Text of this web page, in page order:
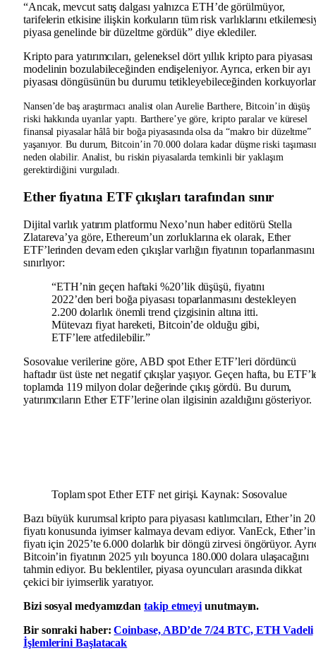
“Ancak, mevcut satış dalgası yalnızca ETH’de görülmüyor,
tarifelerin etkisine ilişkin korkuların tüm risk varlıklarını
piyasa genelinde bir düzeltme gördük” diye eklediler.
Kripto para yatırımcıları, geleneksel dört yıllık kripto para piyasası
modelinin bozulabileceğinden endişeleniyor. Ayrıca, erken bir ayı
piyasası döngüsünün bu durumu tetikleyebileceğinden
Nansen’de baş araştırmacı analist olan Aurelie Barthere, Bitcoin’in düşüş
riski hakkında uyarılar yaptı. Barthere’ye göre, kripto paralar ve küresel
finansal piyasalar hâlâ bir boğa piyasasında olsa da “makro bir düzeltme”
yaşanıyor. Bu durum, Bitcoin’in 70.000 dolara kadar düşme riski
neden olabilir. Analist, bu riskin piyasalarda temkinli bir yaklaşım
gerektirdiğini vurguladı.
Ether fiyatına ETF çıkışları tarafından sınır
Dijital varlık yatırım platformu Nexo’nun haber editörü Stella
Zlatareva’ya göre, Ethereum’un zorluklarına ek olarak, Ether
ETF’lerinden devam eden çıkışlar varlığın fiyatının toparlanmasını
sınırlıyor:
“ETH’nin geçen haftaki %20’lik düşüşü, fiyatını
2022’den beri boğa piyasası toparlanmasını destekleyen
2.200 dolarlık önemli trend çizgisinin altına itti.
Mütevazı fiyat hareketi, Bitcoin’de olduğu gibi,
ETF’lere atfedilebilir.”
Sosovalue verilerine göre, ABD spot Ether ETF’leri dördüncü
haftadır üst üste net negatif çıkışlar yaşıyor. Geçen hafta, bu
toplamda 119 milyon dolar değerinde çıkış gördü. Bu durum,
yatırımcıların Ether ETF’lerine olan ilgisinin azaldığını gösteriyor.
Toplam spot Ether ETF net girişi. Kaynak: Sosovalue
Bazı büyük kurumsal kripto para piyasası katılımcıları, Ether’in
fiyatı konusunda iyimser kalmaya devam ediyor. VanEck, Ether’in
fiyatı için 2025’te 6.000 dolarlık bir döngü zirvesi öngörüyor.
Bitcoin’in fiyatının 2025 yılı boyunca 180.000 dolara ulaşacağını
tahmin ediyor. Bu beklentiler, piyasa oyuncuları arasında dikkat
çekici bir iyimserlik yaratıyor.
Bizi sosyal medyamızdantakip etmeyi unutmayın.
Bir sonraki haber:Coinbase, ABD’de 7/24 BTC, ETH Vadeli
İşlemlerini Başlatacak